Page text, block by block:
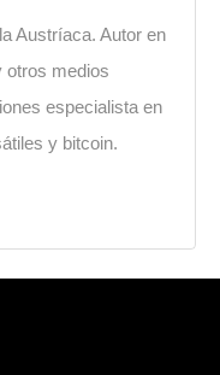
Austríaca. Autor en
otros medios
especialista en
y bitcoin.